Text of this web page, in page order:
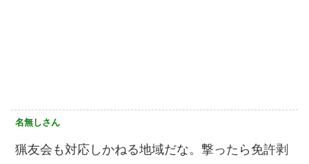
名無しさん
猟友会も対応しかねる地域だな。撃ったら免許剥